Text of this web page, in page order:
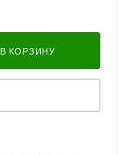
В КОРЗИНУ